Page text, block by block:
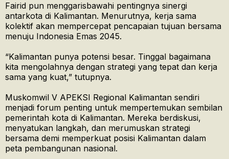
Fairid pun menggarisbawahi pentingnya sinergi
antarkota di Kalimantan. Menurutnya, kerja sama
kolektif akan mempercepat pencapaian tujuan bersama
menuju Indonesia Emas 2045.
“Kalimantan punya potensi besar. Tinggal bagaimana
kita mengolahnya dengan strategi yang tepat dan kerja
sama yang kuat,” tutupnya.
Muskomwil V APEKSI Regional Kalimantan sendiri
menjadi forum penting untuk mempertemukan sembilan
pemerintah kota di Kalimantan. Mereka berdiskusi,
menyatukan langkah, dan merumuskan strategi
bersama demi memperkuat posisi Kalimantan dalam
peta pembangunan nasional.